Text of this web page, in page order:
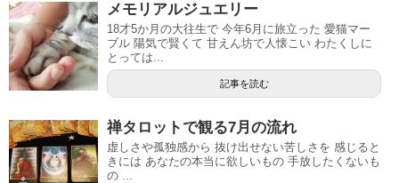
メモリアルジュエリー
18才5か月の大往生で 今年6月に旅立った 愛猫マー
ブル 陽気で賢くて 甘えん坊で人懐こい わたくしに
とっては...
記事を読む
禅タロットで観る7月の流れ
虚しさや孤独感から 抜け出せない苦しさを 感じると
きには あなたの本当に欲しいもの 手放したくないも
の ...